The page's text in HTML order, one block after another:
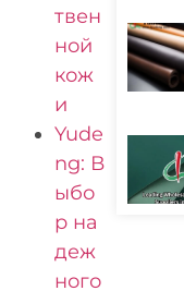
твен
ной
кож
и
Yude
ng: В
ыбо
р на
деж
ного